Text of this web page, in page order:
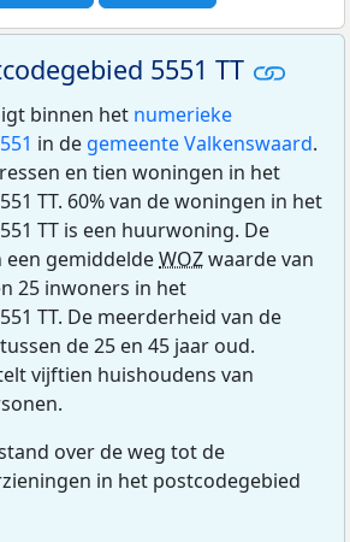
5551 TT
binnen het numerieke
in de gemeente Valkenswaard.
en tien woningen in het
TT. 60% van de woningen in het
TT is een huurwoning. De
gemiddeldeWOZwaarde van
25 inwoners in het
TT. De meerderheid van de
de 25 en 45 jaar oud.
vijftien huishoudens van
over de weg tot de
in het postcodegebied